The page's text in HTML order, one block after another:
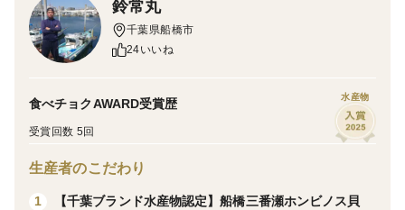
砂抜き処理はしてありますが気になる方は海水ほどの濃
度の塩水に浸けて冷暗所に2時間～一晩置くことでしっ
調理前に流水で殻をこするように、ごりごり洗って汚れ
やぬめりを取り除いてから調理してください。
し上がりください。火を入れ過ぎると食感が硬くなりま
すのでご注意下さい。
鈴常丸
千葉県船橋市
24いいね
食べチョクAWARD受賞歴
受賞回数 5回
水産物
生産者のこだわり
1
【千葉ブランド水産物認定】船橋三番瀬ホンビノス貝